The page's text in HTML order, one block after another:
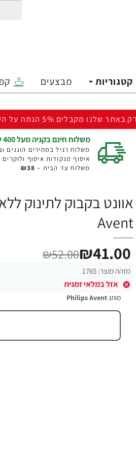
קטגוריות מבצעים
באתר שלנו מקבלים 5% הנחה על הקנייה הבאה |
משלוח חינם בקניה מעל 400 ש"ח | דרך איפוסט עד 5 ק"ג
משלוח רגיל במחירים הוגנים
איסוף מנקודות איסוף ולוקרים
משלוח עד הבית – ₪38
Avent
מזהה מוצר: 1765
אזל במלאי זמנית
₪41.00
₪52.00
מותגPhilips Avent